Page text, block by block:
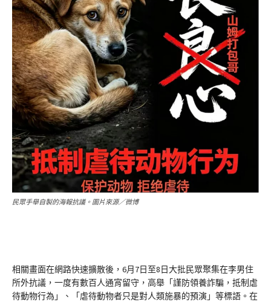
民眾手舉自製的海報抗議。圖片來源／微博
相關畫面在網路快速擴散後，6月7日至8日大批民眾聚集在李男住
所外抗議，一度有數百人通宵留守，高舉「謹防領養詐騙，抵制虐
待動物行為」、「虐待動物者只是對人類施暴的預演」等標語。在